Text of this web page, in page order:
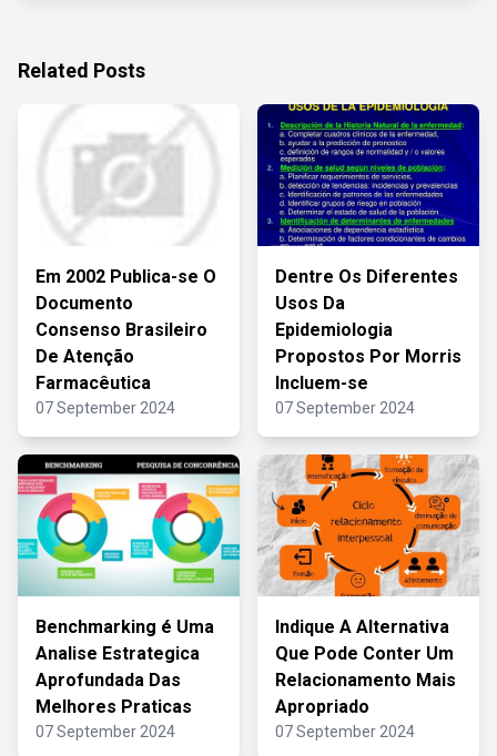
Related Posts
Em 2002 Publica-se O
Documento
Consenso Brasileiro
De Atenção
Farmacêutica
07 September 2024
Dentre Os Diferentes
Usos Da
Epidemiologia
Propostos Por Morris
Incluem-se
07 September 2024
Benchmarking é Uma
Analise Estrategica
Aprofundada Das
Melhores Praticas
07 September 2024
Indique A Alternativa
Que Pode Conter Um
Relacionamento Mais
Apropriado
07 September 2024